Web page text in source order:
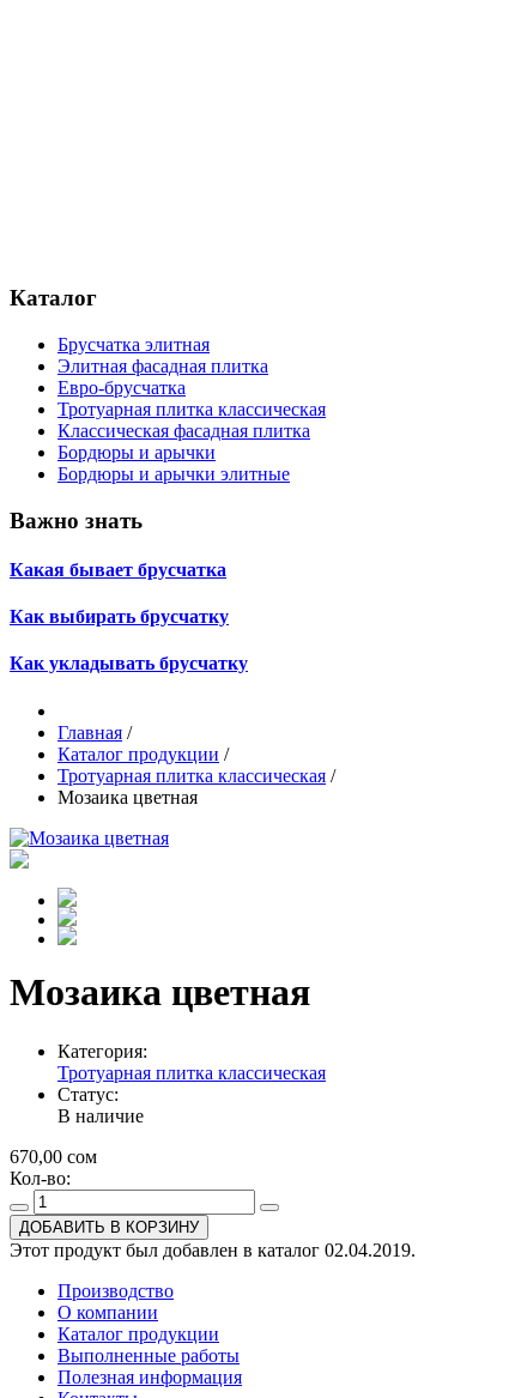
Каталог
Брусчатка элитная
Элитная фасадная плитка
Евро-брусчатка
Тротуарная плитка классическая
Классическая фасадная плитка
Бордюры и арычки
Бордюры и арычки элитные
Важно знать
Какая бывает брусчатка
Как выбирать брусчатку
Как укладывать брусчатку
Главная /
Каталог продукции /
Тротуарная плитка классическая /
Мозаика цветная
Мозаика цветная
Категория:
Тротуарная плитка классическая
Статус:
В наличие
670,00 сом
Кол-во:
ДОБАВИТЬ В КОРЗИНУ
Этот продукт был добавлен в каталог 02.04.2019.
Производство
О компании
Каталог продукции
Выполненные работы
Полезная информация